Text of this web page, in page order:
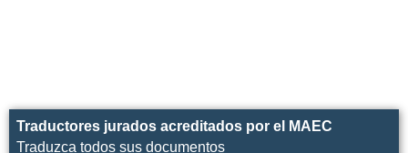
Traductores jurados acreditados por el MAEC
Traduzca todos sus documentos